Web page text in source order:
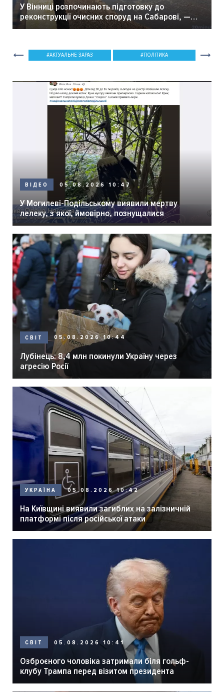
У Вінниці розпочинають підготовку до
реконструкції очисних споруд на Сабарові, —
мер Вінниці.
АКТУАЛЬНЕ ЗАРАЗ ПОЛІТИКА
ВІДЕО 05.08.2026 10:47
У Могилеві-Подільському виявили мертву
лелеку, з якої, ймовірно, познущалися
СВІТ 05.08.2026 10:44
Лубінець: 8,4 млн покинули Україну через
агресію Росії
УКРАЇНА 05.08.2026 10:42
На Київщині виявили загиблих на залізничній
платформі після російської атаки
СВІТ 05.08.2026 10:41
Озброєного чоловіка затримали біля гольф-
клубу Трампа перед візитом президента